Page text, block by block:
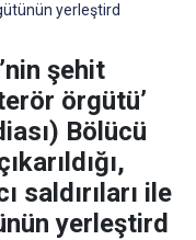
yerleştird
şehit
örgütü’
Bölücü
saldırıları ile
yerleştird